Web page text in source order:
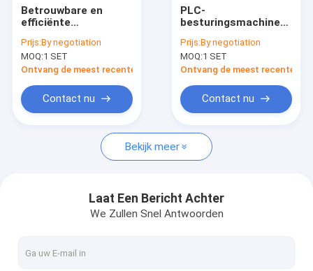
Contacteer ons
Verzoek om een Citaat
Flessenvullenmachine
fles etiketteringsmachine
flessenwasmachine
Betrouwbare en
efficiënte
middelgrote flessen
Prijs:By negotiation
MOQ:1 SET
Ontvang de meest recente Prijs
Contact nu
PLC-
besturingsmachine
schoonmaken van
flessen met geluid ≤
75 dB en efficiëntie
Prijs:By negotiation
MOQ:1 SET
Ontvang de meest recente
Contact nu
Bekijk meer
Laat Een Bericht Achter
We Zullen Snel Antwoorden